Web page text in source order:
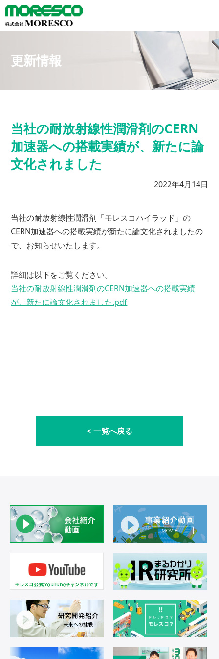
更新情報
当社の耐放射線性潤滑剤のCERN
加速器への搭載実績が、新たに論
文化されました
2022年4月14日
当社の耐放射線性潤滑剤「モレスコハイラッド」の
CERN加速器への搭載実績が新たに論文化されましたの
で、お知らせいたします。
詳細は以下をご覧ください。
当社の耐放射線性潤滑剤のCERN加速器への搭載実績
が、新たに論文化されました.pdf
一覧へ戻る